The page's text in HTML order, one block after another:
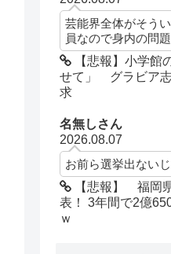
芸能界全体がそう
員なので身内の問題
【悲報】小学館
せて」 グラビア
求
名無しさん
2026.08.07
お前ら選挙出ない
【悲報】 福岡
表！ 3年間で2億
ｗ